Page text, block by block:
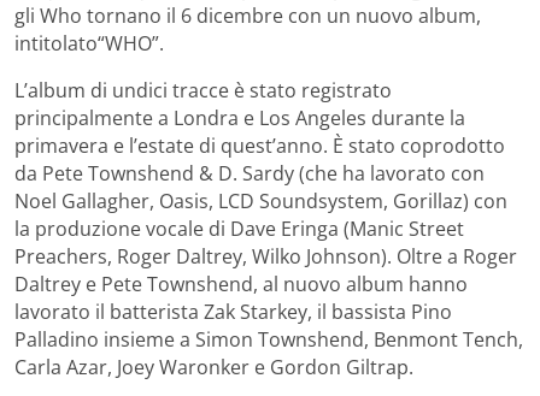
gli Who tornano il 6 dicembre con un nuovo album,
intitolato“WHO”.
L’album di undici tracce è stato registrato
principalmente a Londra e Los Angeles durante la
primavera e l’estate di quest’anno. È stato coprodotto
da Pete Townshend & D. Sardy (che ha lavorato con
Noel Gallagher, Oasis, LCD Soundsystem, Gorillaz) con
la produzione vocale di Dave Eringa (Manic Street
Preachers, Roger Daltrey, Wilko Johnson). Oltre a Roger
Daltrey e Pete Townshend, al nuovo album hanno
lavorato il batterista Zak Starkey, il bassista Pino
Palladino insieme a Simon Townshend, Benmont Tench,
Carla Azar, Joey Waronker e Gordon Giltrap.